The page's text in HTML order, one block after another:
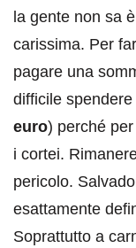
la gente non sa
carissima. Per
pagare una
difficile spendere
euro) perché
i cortei.
pericolo.
esattamente
Soprattutto a